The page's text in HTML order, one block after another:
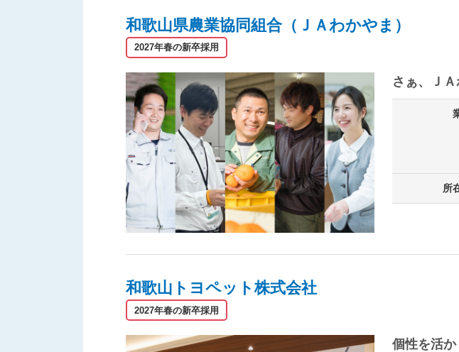
和歌山県農業協同組合（ＪＡわかやま）
2027年春の新卒採用
さぁ、ＪＡ
所
和歌山トヨペット株式会社
2027年春の新卒採用
個性を活